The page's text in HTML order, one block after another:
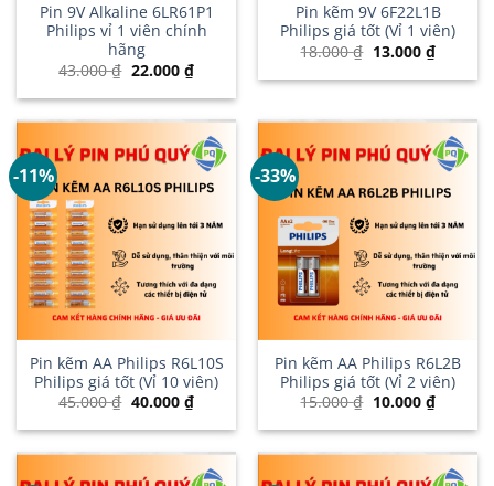
Pin 9V Alkaline 6LR61P1
Philips vỉ 1 viên chính
hãng
43.000₫ Giá
gốc
là:
22.000 ₫Giá
hiện
tại
22.000 ₫.
Pin kẽm 9V 6F22L1B
Philips giá tốt (Vỉ 1 viên)
18.000₫ Giá
gốc
là:
13.000 ₫Giá
hiện
tại
-11%
Pin kẽm AA Philips R6L10S
Philips giá tốt (Vỉ 10 viên)
45.000₫ Giá
là:
40.000 ₫Giá
hiện
tại
40.000 ₫.
-33%
Pin kẽm AA Philips R6L2B
Philips giá tốt (Vỉ 2 viên)
15.000₫ Giá
là:
10.000 ₫Giá
hiện
tại
10.000